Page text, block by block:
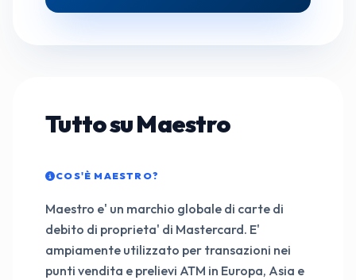
Tutto su Maestro
COS'È MAESTRO?
Maestro e' un marchio globale di carte di
debito di proprieta' di Mastercard. E'
ampiamente utilizzato per transazioni nei
punti vendita e prelievi ATM in Europa, Asia e